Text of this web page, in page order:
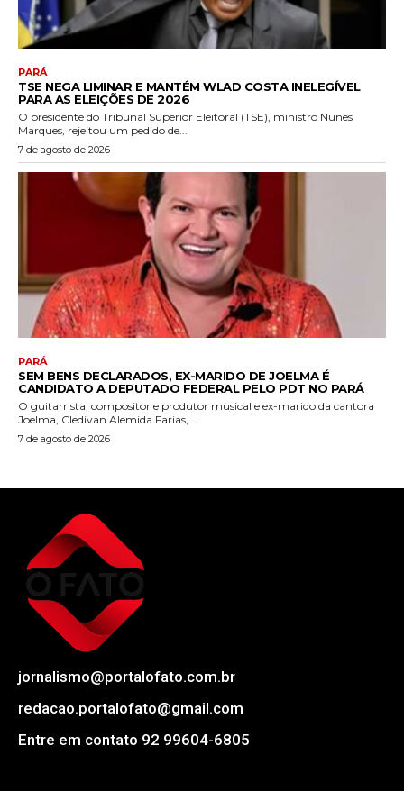
PARÁ
TSE NEGA LIMINAR E MANTÉM WLAD COSTA INELEGÍVEL
PARA AS ELEIÇÕES DE 2026
O presidente do Tribunal Superior Eleitoral (TSE), ministro Nunes
Marques, rejeitou um pedido de...
7 de agosto de 2026
PARÁ
SEM BENS DECLARADOS, EX-MARIDO DE JOELMA É
CANDIDATO A DEPUTADO FEDERAL PELO PDT NO PARÁ
O guitarrista, compositor e produtor musical e ex-marido da cantora
Joelma, Cledivan Alemida Farias,...
7 de agosto de 2026
jornalismo@portalofato.com.br
redacao.portalofato@gmail.com
Entre em contato 92 99604-6805